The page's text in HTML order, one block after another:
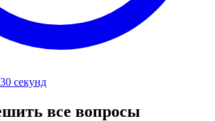
30 секунд
все вопросы